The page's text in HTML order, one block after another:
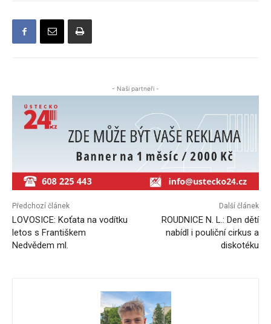
- Naši partneři -
Předchozí článek
LOVOSICE: Koťata na vodítku
letos s Františkem
Nedvědem ml.
Další článek
ROUDNICE N. L.: Den dětí
nabídl i pouliční cirkus a
diskotéku